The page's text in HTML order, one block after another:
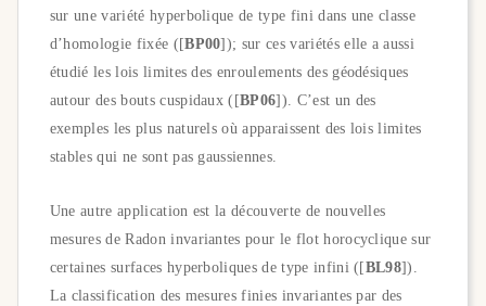
sur une variété hyperbolique de type fini dans une classe
d’homologie fixée ([BP00]); sur ces variétés elle a aussi
étudié les lois limites des enroulements des géodésiques
autour des bouts cuspidaux ([BP06]). C’est un des
exemples les plus naturels où apparaissent des lois limites
stables qui ne sont pas gaussiennes.
Une autre application est la découverte de nouvelles
mesures de Radon invariantes pour le flot horocyclique sur
certaines surfaces hyperboliques de type infini ([BL98]).
La classification des mesures finies invariantes par des